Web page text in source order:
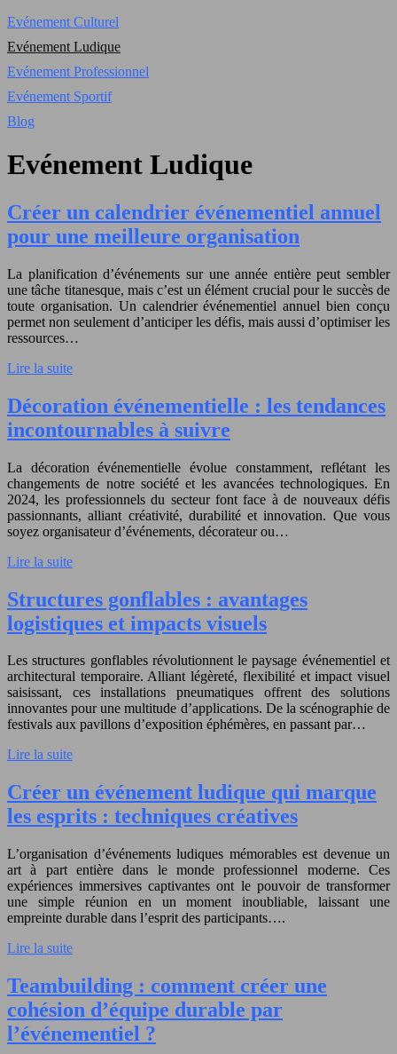
Evénement Culturel
Evénement Ludique
Evénement Professionnel
Evénement Sportif
Blog
Evénement Ludique
Créer un calendrier événementiel annuel
pour une meilleure organisation
La planification d’événements sur une année entière peut sembler
une tâche titanesque, mais c’est un élément crucial pour le succès de
toute organisation. Un calendrier événementiel annuel bien conçu
permet non seulement d’anticiper les défis, mais aussi d’optimiser les
ressources…
Lire la suite
Décoration événementielle : les tendances
incontournables à suivre
La décoration événementielle évolue constamment, reflétant les
changements de notre société et les avancées technologiques. En
2024, les professionnels du secteur font face à de nouveaux défis
passionnants, alliant créativité, durabilité et innovation. Que vous
soyez organisateur d’événements, décorateur ou…
Lire la suite
Structures gonflables : avantages
logistiques et impacts visuels
Les structures gonflables révolutionnent le paysage événementiel et
architectural temporaire. Alliant légèreté, flexibilité et impact visuel
saisissant, ces installations pneumatiques offrent des solutions
innovantes pour une multitude d’applications. De la scénographie de
festivals aux pavillons d’exposition éphémères, en passant par…
Lire la suite
Créer un événement ludique qui marque
les esprits : techniques créatives
L’organisation d’événements ludiques mémorables est devenue un
art à part entière dans le monde professionnel moderne. Ces
expériences immersives captivantes ont le pouvoir de transformer
une simple réunion en un moment inoubliable, laissant une
empreinte durable dans l’esprit des participants….
Lire la suite
Teambuilding : comment créer une
cohésion d’équipe durable par
l’événementiel ?